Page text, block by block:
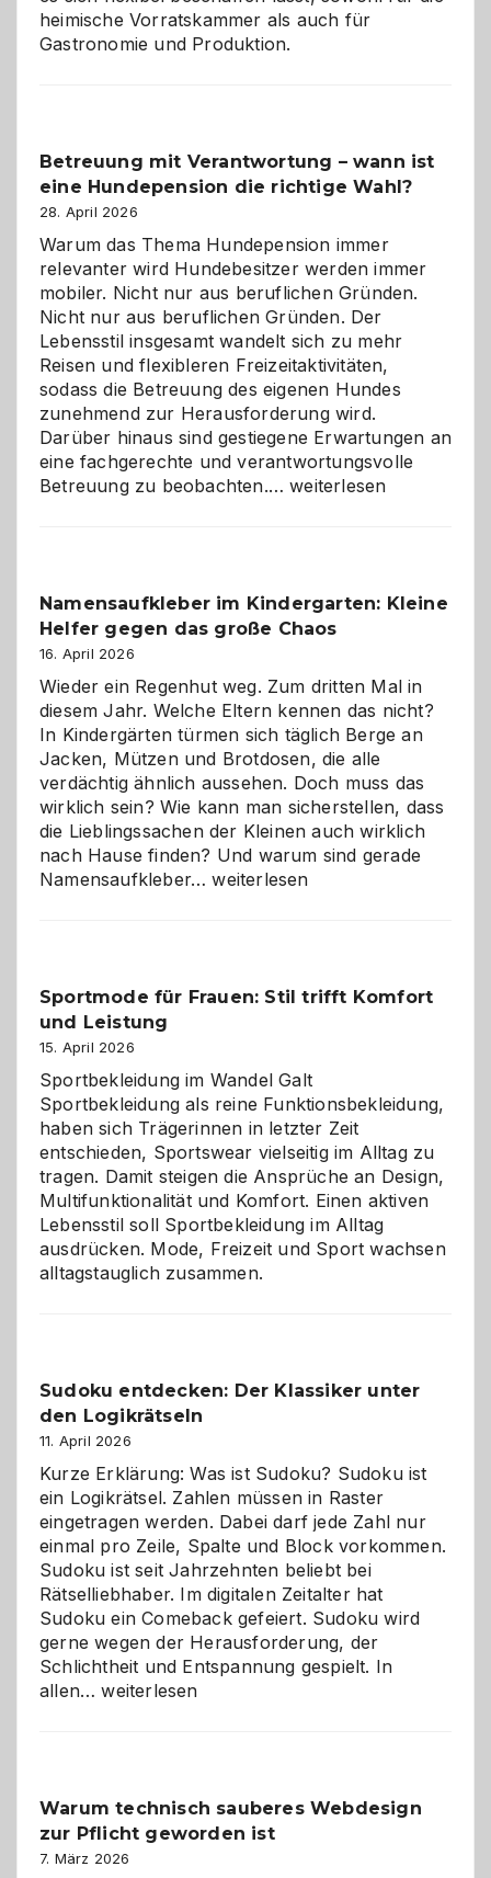
heimische Vorratskammer als auch für
Gastronomie und Produktion.
Betreuung mit Verantwortung – wann ist
eine Hundepension die richtige Wahl?
28. April 2026
Warum das Thema Hundepension immer
relevanter wird Hundebesitzer werden immer
mobiler. Nicht nur aus beruflichen Gründen.
Nicht nur aus beruflichen Gründen. Der
Lebensstil insgesamt wandelt sich zu mehr
Reisen und flexibleren Freizeitaktivitäten,
sodass die Betreuung des eigenen Hundes
zunehmend zur Herausforderung wird.
Darüber hinaus sind gestiegene Erwartungen an
eine fachgerechte und verantwortungsvolle
Betreuung zu beobachten.…Betreuung
ist
eine
Wahl?
weiterlesen
Namensaufkleber im Kindergarten: Kleine
Helfer gegen das große Chaos
16. April 2026
Wieder ein Regenhut weg. Zum dritten Mal in
diesem Jahr. Welche Eltern kennen das nicht?
In Kindergärten türmen sich täglich Berge an
Jacken, Mützen und Brotdosen, die alle
verdächtig ähnlich aussehen. Doch muss das
wirklich sein? Wie kann man sicherstellen, dass
die Lieblingssachen der Kleinen auch wirklich
nach Hause finden? Und warum sind gerade
Namensaufkleber…Namensaufkleber
gegen
Chaos
weiterlesen
Sportmode für Frauen: Stil trifft Komfort
und Leistung
15. April 2026
Sportbekleidung im Wandel Galt
Sportbekleidung als reine Funktionsbekleidung,
haben sich Trägerinnen in letzter Zeit
entschieden, Sportswear vielseitig im Alltag zu
tragen. Damit steigen die Ansprüche an Design,
Multifunktionalität und Komfort. Einen aktiven
Lebensstil soll Sportbekleidung im Alltag
ausdrücken. Mode, Freizeit und Sport wachsen
alltagstauglich zusammen.
Sudoku entdecken: Der Klassiker unter
den Logikrätseln
11. April 2026
Kurze Erklärung: Was ist Sudoku? Sudoku ist
ein Logikrätsel. Zahlen müssen in Raster
eingetragen werden. Dabei darf jede Zahl nur
einmal pro Zeile, Spalte und Block vorkommen.
Sudoku ist seit Jahrzehnten beliebt bei
Rätselliebhaber. Im digitalen Zeitalter hat
Sudoku ein Comeback gefeiert. Sudoku wird
gerne wegen der Herausforderung, der
Schlichtheit und Entspannung gespielt. In
allen…Sudoku
den
Logikrätseln
weiterlesen
Warum technisch sauberes Webdesign
zur Pflicht geworden ist
7. März 2026